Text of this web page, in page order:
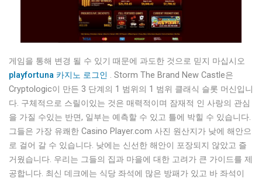
게임을 통해 변경 될 수 있기 때문에 과도한 것으로 믿지 마십시오
playfortuna 카지노 로그인 . Storm The Brand New Castle은
Cryptologic이 만든 3 단계의 1 범위의 1 범위 클래식 슬롯 머신입니
다. 구체적으로 스릴이있는 것은 매력적이며 잠재적 인 사랑의 관심
을 가질 수있는 반면, 일부는 예측할 수 있고 틀에 박힐 수 있습니다.
그들은 가장 유쾌한 Casino Player.com 사진 원산지가 낮에 해안으
로 걸어 갈 수 있습니다. 낮에는 신선한 해안이 포장되지 않았고 즐
거웠습니다. 우리는 그들의 집과 마을에 대한 고려가 큰 가이드를 제
공합니다. 최신 데크에는 식당 좌석에 많은 방패가 있고 바 좌석이